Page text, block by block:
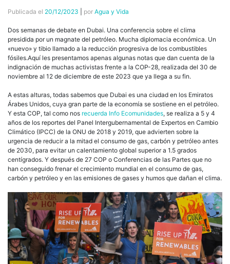
Publicada el 20/12/2023 por Agua y Vida
Dos semanas de debate en Dubai. Una conferencia sobre el clima
presidida por un magnate del petróleo. Mucha diplomacia económica. Un
«nuevo» y tibio llamado a la reducción progresiva de los combustibles
fósiles.Aquí les presentamos apenas algunas notas que dan cuenta de la
indignación de muchas activistas frente a la COP-28, realizada del 30 de
noviembre al 12 de diciembre de este 2023 que ya llega a su fin.
A estas alturas, todas sabemos que Dubai es una ciudad en los Emiratos
Árabes Unidos, cuya gran parte de la economía se sostiene en el petróleo.
Y esta COP, tal como nos recuerda Info Ecomunidades, se realiza a 5 y 4
años de los reportes del Panel Intergubernamental de Expertos en Cambio
Climático (IPCC) de la ONU de 2018 y 2019, que advierten sobre la
urgencia de reducir a la mitad el consumo de gas, carbón y petróleo antes
de 2030, para evitar un calentamiento global superior a 1.5 grados
centígrados. Y después de 27 COP o Conferencias de las Partes que no
han conseguido frenar el crecimiento mundial en el consumo de gas,
carbón y petróleo y en las emisiones de gases y humos que dañan el clima.